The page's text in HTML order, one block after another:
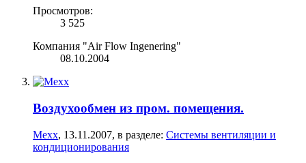
Просмотров:
3 525
Компания "Air Flow Ingenering"
08.10.2004
Воздухообмен из пром. помещения.
Mexx, 13.11.2007, в разделе: Системы вентиляции и
кондиционирования